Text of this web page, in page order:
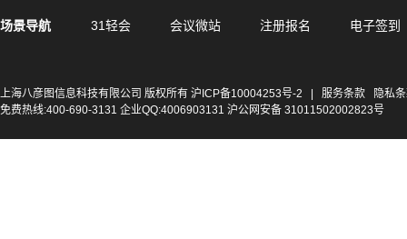
场景导航 31轻会 会议微站 注册报名 电子签到
上海八彦图信息科技有限公司 版权所有 沪ICP备10004253号-2 服务条款
隐私
免费热线:400-690-3131 企业QQ:4006903131 沪公网安备 31011502002823号